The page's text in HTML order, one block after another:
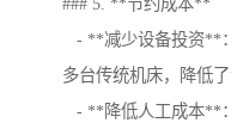
### 5. **节约成本**
- **减少设备投资**
多台传统机床，降低
- **降低人工成本**